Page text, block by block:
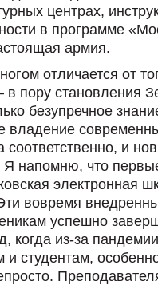
центрах,
в программе
армия.
отличается от
в пору становления
безупречное
владение
и
Я напомню, что
электронная
вовремя
успешно
когда из-за
студентам,